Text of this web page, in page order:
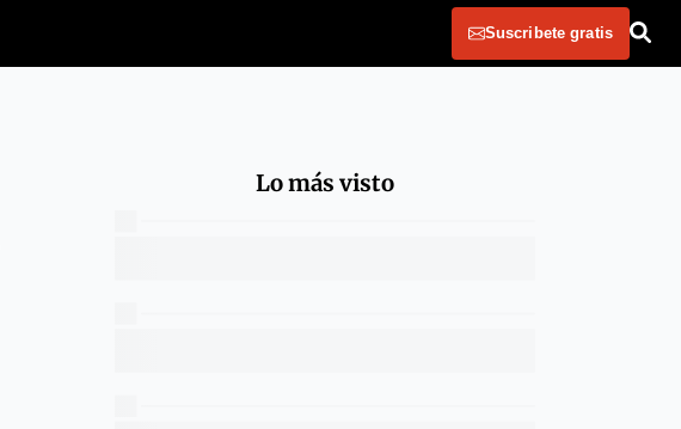
Suscribete gratis
Lo más visto